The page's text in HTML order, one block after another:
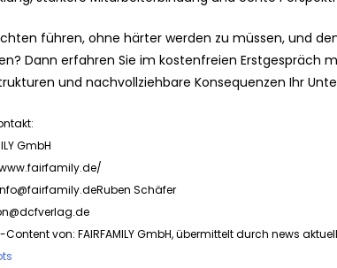
führen, ohne härter werden zu müssen, und
Dann erfahren Sie im kostenfreien Erstgespräch
und nachvollziehbare Konsequenzen Ihr
GmbH
Schäfer
von: FAIRFAMILY GmbH, übermittelt durch news aktuell